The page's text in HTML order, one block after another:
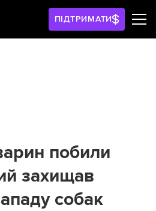
ПІДТРИМАТИ
побили
захищав
собак